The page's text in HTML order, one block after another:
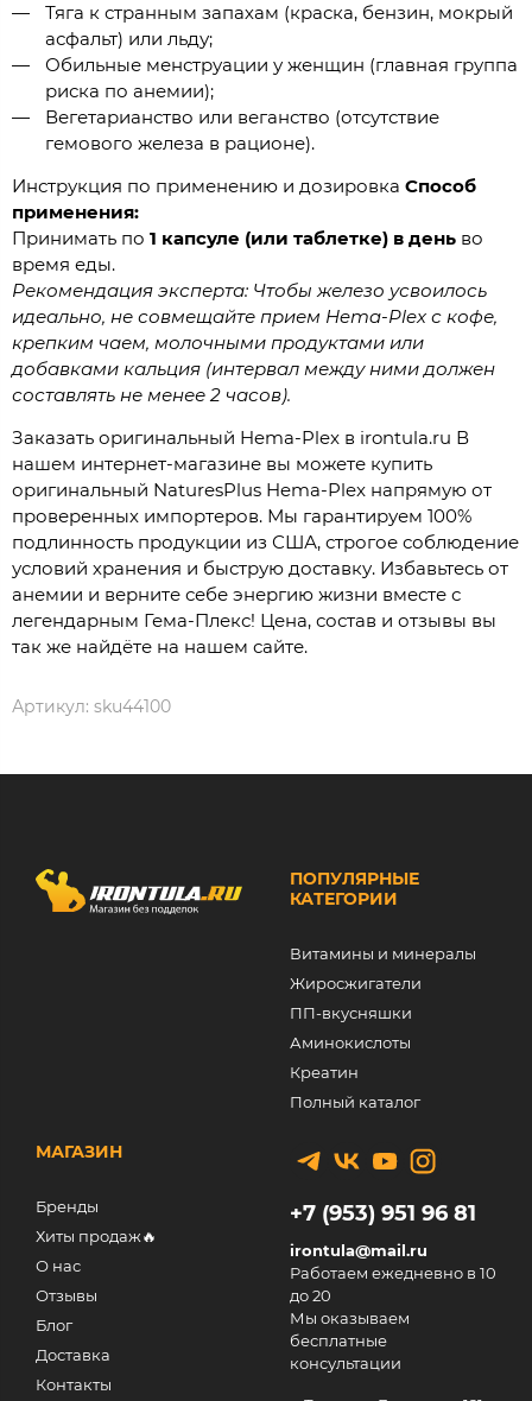
Тяга к странным запахам (краска, бензин, мокрый
асфальт) или льду;
Обильные менструации у женщин (главная группа
риска по анемии);
Вегетарианство или веганство (отсутствие
гемового железа в рационе).
Инструкция по применению и дозировка Способ
применения:
Принимать по 1 капсуле (или таблетке) в день во
время еды.
Рекомендация эксперта: Чтобы железо усвоилось
идеально, не совмещайте прием Hema-Plex с кофе,
крепким чаем, молочными продуктами или
добавками кальция (интервал между ними должен
составлять не менее 2 часов).
Заказать оригинальный Hema-Plex в irontula.ru В
нашем интернет-магазине вы можете купить
оригинальный NaturesPlus Hema-Plex напрямую от
проверенных импортеров. Мы гарантируем 100%
подлинность продукции из США, строгое соблюдение
условий хранения и быструю доставку. Избавьтесь от
анемии и верните себе энергию жизни вместе с
легендарным Гема-Плекс! Цена, состав и отзывы вы
так же найдёте на нашем сайте.
Артикул: sku44100
ПОПУЛЯРНЫЕ
КАТЕГОРИИ
Витамины и минералы
Жиросжигатели
ПП-вкусняшки
Аминокислоты
Креатин
Полный каталог
МАГАЗИН
Бренды
Хиты продаж🔥
О нас
Отзывы
Блог
Доставка
Контакты
+7 (953) 951 96 81
irontula@mail.ru
Работаем ежедневно в 10
до 20
Мы оказываем
бесплатные
консультации